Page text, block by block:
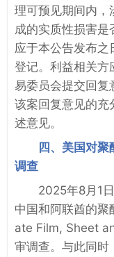
理可预见期间内，
成的实质性损害
应于本公告发布
登记。利益相关
易委员会提交回
该案回复意见的充
述意见。
四、美国对聚
调查
2025年8月1
中国和阿联酋的
ate Film, Sheet
审调查。与此同时